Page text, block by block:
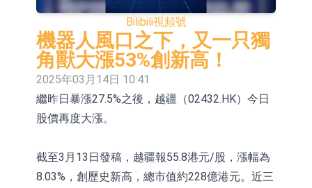
E2K、HBD系列產品已實現量產銷售
日韓股市收盤雙雙下挫
北京君正：預計後續仍將主要採用季
度調價的模式
【異動股】汽車整車板塊下挫，北汽
藍谷(600733.CN)跌6.38%
【異動股】港股漲幅榜前十，生物係
統工程股權(02902.HK)漲+231.25%，
【異動股】鎢板塊拉升，中鎢高新
拉升，欣天科技(300615.CN)漲
【異動股】港股跌幅榜前十，天瑞汽
Bilibili視頻號
機器人風口之下，又一只獨
角獸大漲53%創新高！
2025年03月14日 10:41
繼昨日暴漲27.5%之後，越疆（02432.HK）今日
股價再度大漲。
截至3月13日發稿，越疆報55.8港元/股，漲幅為
8.03%，創歷史新高，總市值約228億港元。近三